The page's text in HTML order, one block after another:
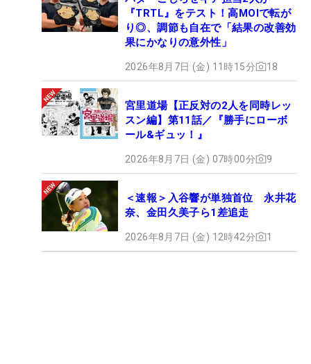
『TRTL』をテスト！高MOIで転が
り◎、調節も自在で「結果の改善効
果にかなりの意外性」
2026年8月7日 (金) 11時15分 18
宮里道場【正反対の2人を同時レッ
スン編】第11話／『勝手にローボ
ール&ギュッ！』
2026年8月7日 (金) 07時00分 9
＜速報＞入谷響が単独首位 永井花
奈、金田久美子ら1差追走
2026年8月7日 (金) 12時42分 1